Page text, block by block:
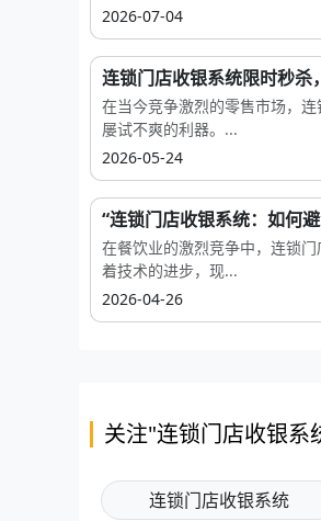
2026-07-04
连锁门店收银系统限时秒杀
在当今竞争激烈的零售市场，
屡试不爽的利器。...
2026-05-24
“连锁门店收银系统：如何
在餐饮业的激烈竞争中，连锁
着技术的进步，现...
2026-04-26
关注"连锁门店收银系
连锁门店收银系统